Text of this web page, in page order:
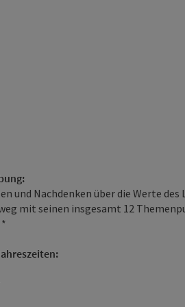
und Nachdenken über die Werte
mit seinen insgesamt 12
*